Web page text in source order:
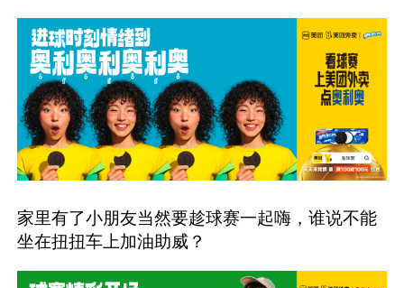
家里有了小朋友当然要趁球赛一起嗨，谁说不能
坐在扭扭车上加油助威？